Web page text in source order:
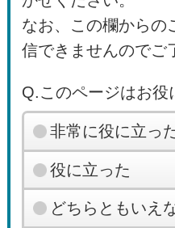
なお、この欄からの
信できませんのでご
Q.このページはお役
非常に役に立っ
役に立った
どちらともいえ